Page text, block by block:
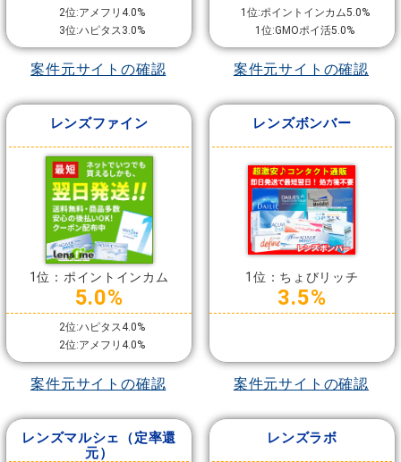
2位:アメフリ4.0%
3位:ハピタス3.0%
案件元サイトの確認
1位:ポイントインカム5.0%
1位:GMOポイ活5.0%
案件元サイトの確認
レンズファイン
1位：ポイントインカム
5.0%
2位:ハピタス4.0%
2位:アメフリ4.0%
案件元サイトの確認
レンズボンバー
1位：ちょびリッチ
3.5%
案件元サイトの確認
レンズマルシェ（定率還
元）
レンズラボ